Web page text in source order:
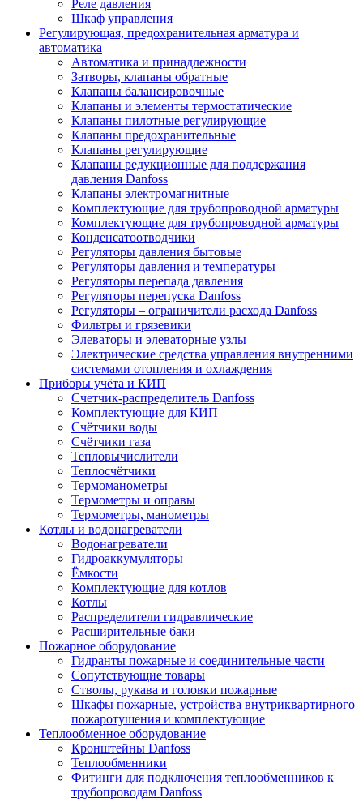
Реле давления
Шкаф управления
Регулирующая, предохранительная арматура и
автоматика
Автоматика и принадлежности
Затворы, клапаны обратные
Клапаны балансировочные
Клапаны и элементы термостатические
Клапаны пилотные регулирующие
Клапаны предохранительные
Клапаны регулирующие
Клапаны редукционные для поддержания
давления Danfoss
Клапаны электромагнитные
Комплектующие для трубопроводной арматуры
Комплектующие для трубопроводной арматуры
Конденсатоотводчики
Регуляторы давления бытовые
Регуляторы давления и температуры
Регуляторы перепада давления
Регуляторы перепуска Danfoss
Регуляторы – ограничители расхода Danfoss
Фильтры и грязевики
Элеваторы и элеваторные узлы
Электрические средства управления внутренними
системами отопления и охлаждения
Приборы учёта и КИП
Cчетчик-распределитель Danfoss
Комплектующие для КИП
Счётчики воды
Счётчики газа
Тепловычислители
Теплосчётчики
Термоманометры
Термометры и оправы
Термометры, манометры
Котлы и водонагреватели
Водонагреватели
Гидроаккумуляторы
Ёмкости
Комплектующие для котлов
Котлы
Распределители гидравлические
Расширительные баки
Пожарное оборудование
Гидранты пожарные и соединительные части
Сопутствующие товары
Стволы, рукава и головки пожарные
Шкафы пожарные, устройства внутриквартирного
пожаротушения и комплектующие
Теплообменное оборудование
Кронштейны Danfoss
Теплообменники
Фитинги для подключения теплообменников к
трубопроводам Danfoss